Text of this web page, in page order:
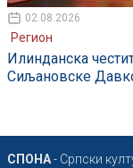
02.08.2026
Регион
Илинданска
Сиљановске
СПОНА- Српски